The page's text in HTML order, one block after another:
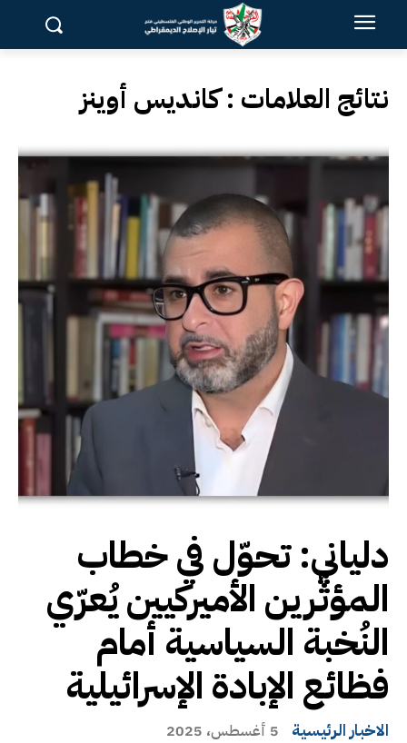
نتائج العلامات :كانديس أوينز
دلياني: تحوّل في خطاب
المؤثّرين الأميركيين يُعرّي
النُخبة السياسية أمام
فظائع الإبادة الإسرائيلية
الاخبار الرئيسية 5 أغسطس، 2025